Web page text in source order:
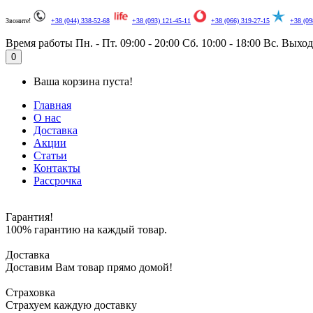
Звоните! +38 (044) 338-52-68 +38 (093) 121-45-11 +38 (066) 319-27-15 +38
Время работы Пн. - Пт. 09:00 - 20:00 Сб. 10:00 - 18:00 Вс.
0
Ваша корзина пуста!
Главная
О нас
Доставка
Акции
Статьи
Контакты
Рассрочка
Гарантия!
100% гарантию на каждый товар.
Доставка
Доставим Вам товар прямо домой!
Страховка
Страхуем каждую доставку